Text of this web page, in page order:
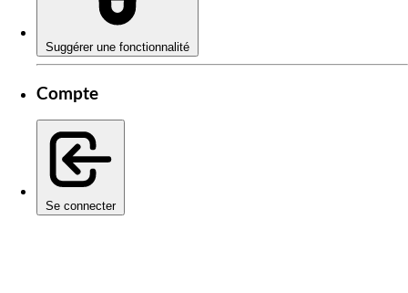
Suggérer une fonctionnalité
Compte
Se connecter